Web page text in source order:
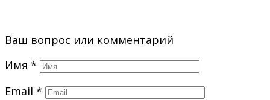
Ваш вопрос или комментарий
Имя *
Email *